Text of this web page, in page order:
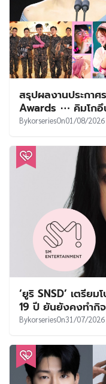
สรุปผลงานประกา
Awards ⋯ คิมโกอึ
BykorseriesOn01/08/2026
‘ยูริ SNSD’ เตรีย
19 ปี ยันยังคงทำกิ
BykorseriesOn31/07/2026